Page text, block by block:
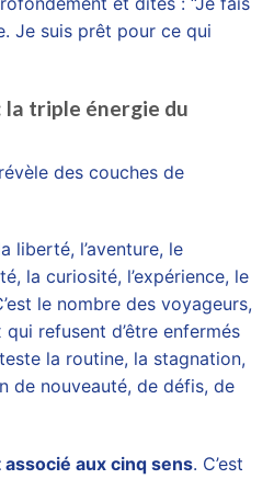
Je suis prêt pour ce qui
la triple énergie du
révèle des couches de
liberté, l’aventure, le
la curiosité, l’expérience, le
le nombre des voyageurs,
refusent d’être enfermés
la routine, la stagnation,
de nouveauté, de défis, de
associé aux cinq sens. C’est